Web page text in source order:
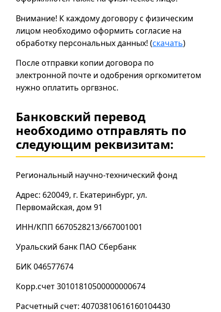
Внимание! К каждому договору с физическим
лицом необходимо оформить согласие на
обработку персональных данных! (скачать)
После отправки копии договора по
электронной почте и одобрения оргкомитетом
нужно оплатить оргвзнос.
Банковский перевод
необходимо отправлять по
следующим реквизитам:
Региональный научно-технический фонд
Адрес: 620049, г. Екатеринбург, ул.
Первомайская, дом 91
ИНН/КПП 6670528213/667001001
Уральский банк ПАО Сбербанк
БИК 046577674
Корр.счет 30101810500000000674
Расчетный счет: 40703810616160104430